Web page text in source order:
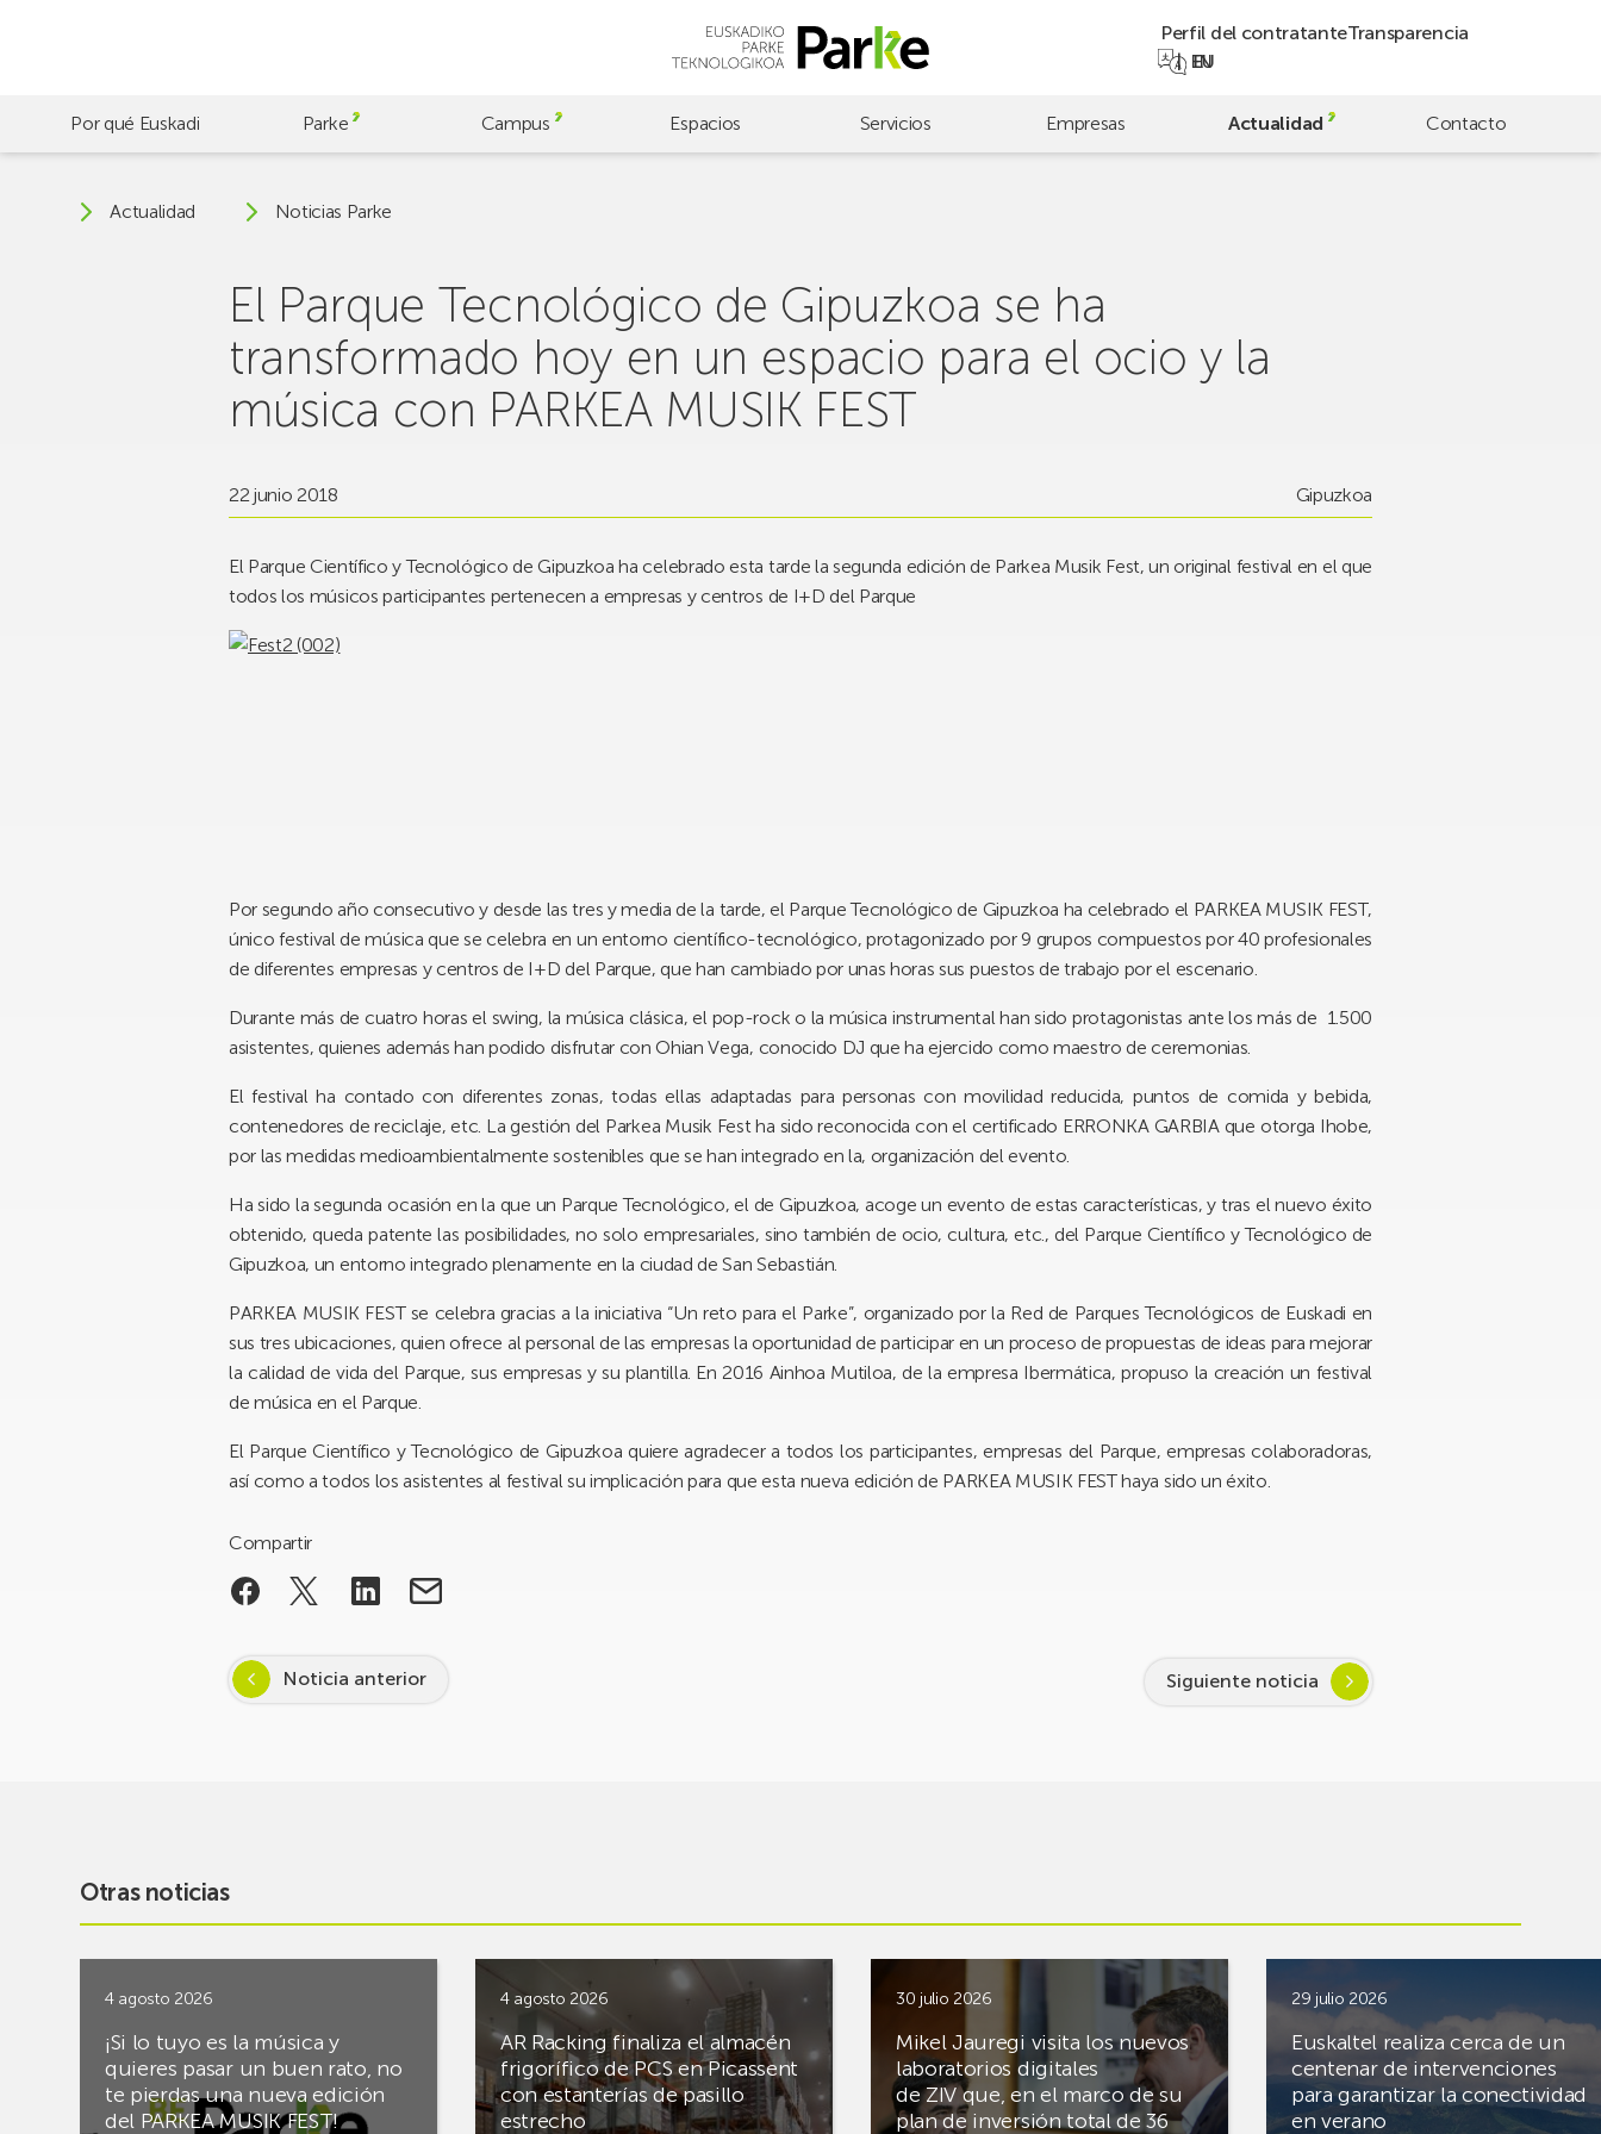
Perfil del contratanteTransparencia
EU
EN
Por qué Euskadi Parke Campus Espacios Servicios Empresas Actualidad Contacto
Actualidad Noticias Parke
El Parque Tecnológico de Gipuzkoa se ha
transformado hoy en un espacio para el ocio y la
música con PARKEA MUSIK FEST
22 junio 2018 Gipuzkoa
El Parque Científico y Tecnológico de Gipuzkoa ha celebrado esta tarde la segunda edición de Parkea Musik Fest, un original festival en el que
todos los músicos participantes pertenecen a empresas y centros de I+D del Parque
Por segundo año consecutivo y desde las tres y media de la tarde, el Parque Tecnológico de Gipuzkoa ha celebrado el PARKEA MUSIK FEST,
único festival de música que se celebra en un entorno científico-tecnológico, protagonizado por 9 grupos compuestos por 40 profesionales
de diferentes empresas y centros de I+D del Parque, que han cambiado por unas horas sus puestos de trabajo por el escenario.
Durante más de cuatro horas el swing, la música clásica, el pop-rock o la música instrumental han sido protagonistas ante los más de 1.500
asistentes, quienes además han podido disfrutar con Ohian Vega, conocido DJ que ha ejercido como maestro de ceremonias.
El festival ha contado con diferentes zonas, todas ellas adaptadas para personas con movilidad reducida, puntos de comida y bebida,
contenedores de reciclaje, etc. La gestión del Parkea Musik Fest ha sido reconocida con el certificado ERRONKA GARBIA que otorga Ihobe,
por las medidas medioambientalmente sostenibles que se han integrado en la, organización del evento.
Ha sido la segunda ocasión en la que un Parque Tecnológico, el de Gipuzkoa, acoge un evento de estas características, y tras el nuevo éxito
obtenido, queda patente las posibilidades, no solo empresariales, sino también de ocio, cultura, etc., del Parque Científico y Tecnológico de
Gipuzkoa, un entorno integrado plenamente en la ciudad de San Sebastián.
PARKEA MUSIK FEST se celebra gracias a la iniciativa “Un reto para el Parke”, organizado por la Red de Parques Tecnológicos de Euskadi en
sus tres ubicaciones, quien ofrece al personal de las empresas la oportunidad de participar en un proceso de propuestas de ideas para mejorar
la calidad de vida del Parque, sus empresas y su plantilla. En 2016 Ainhoa Mutiloa, de la empresa Ibermática, propuso la creación un festival
de música en el Parque.
El Parque Científico y Tecnológico de Gipuzkoa quiere agradecer a todos los participantes, empresas del Parque, empresas colaboradoras,
así como a todos los asistentes al festival su implicación para que esta nueva edición de PARKEA MUSIK FEST haya sido un éxito.
Compartir
Noticia anterior Siguiente noticia
Otras noticias
4 agosto 2026
¡Si lo tuyo es la música y
quieres pasar un buen rato, no
te pierdas una nueva edición
del PARKEA MUSIK FEST!
4 agosto 2026
AR Racking finaliza el almacén
frigorífico de PCS en Picassent
con estanterías de pasillo
estrecho
30 julio 2026
Mikel Jauregi visita los nuevos
laboratorios digitales
de ZIV que, en el marco de su
plan de inversión total de 36
29 julio 2026
Euskaltel realiza cerca de un
centenar de intervenciones
para garantizar la conectividad
en verano